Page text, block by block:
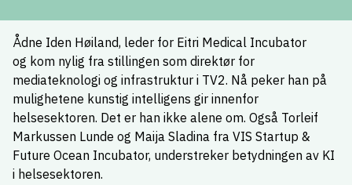
Ådne Iden Høiland, leder for Eitri Medical Incubator
og kom nylig fra stillingen som direktør for
mediateknologi og infrastruktur i TV2. Nå peker han på
mulighetene kunstig intelligens gir innenfor
helsesektoren. Det er han ikke alene om. Også Torleif
Markussen Lunde og Maija Sladina fra VIS Startup &
Future Ocean Incubator, understreker betydningen av KI
i helsesektoren.